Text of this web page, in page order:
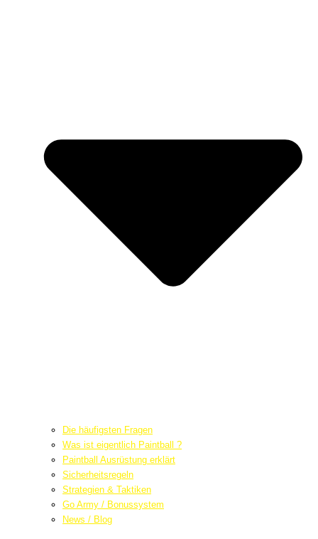
Die häufigsten Fragen
Was ist eigentlich Paintball ?
Paintball Ausrüstung erklärt
Sicherheitsregeln
Strategien & Taktiken
Go Army / Bonussystem
News / Blog